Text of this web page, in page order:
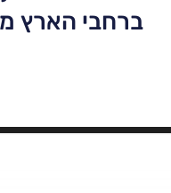
ברחבי הארץ